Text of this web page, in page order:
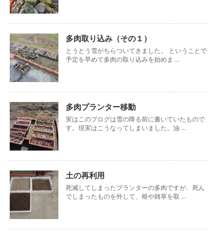
多肉取り込み（その１）
とうとう雪がちらついてきました。 ということで
予定を早めて多肉の取り込みを始めま ...
多肉プランター移動
実はこのブログは雪の降る前に書いていたもので
す。現実はこうなってしまいました。油 ...
土の再利用
死滅してしまったプランターの多肉ですが、死ん
でしまったものを外して、根や雑草を取 ...